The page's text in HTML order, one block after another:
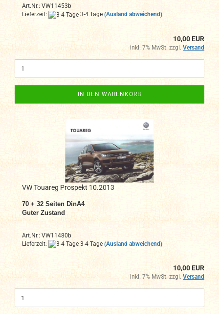
Art.Nr.: VW11453b
Lieferzeit:
3-4 Tage (Ausland abweichend)
10,00 EUR
inkl. 7% MwSt. zzgl. Versand
IN DEN WARENKORB
VW Touareg Prospekt 10.2013
70 + 32 Seiten DinA4
Guter Zustand
Art.Nr.: VW11480b
Lieferzeit:
3-4 Tage (Ausland abweichend)
10,00 EUR
inkl. 7% MwSt. zzgl. Versand